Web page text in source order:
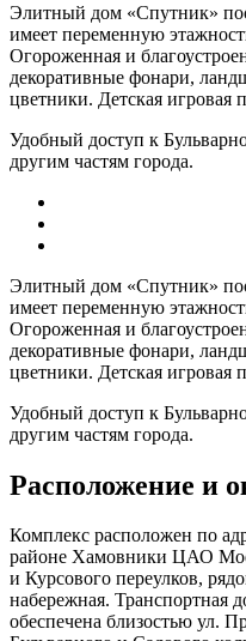
Элитный дом «Спутник»
имеет переменную
Огороженная и
декоративные фонари,
цветники. Детская игровая
Удобный доступ к
другим частям города.
Элитный дом «Спутник»
имеет переменную
Огороженная и
декоративные фонари,
цветники. Детская игровая
Удобный доступ к
другим частям города.
Расположение и
Комплекс расположен по
районе Хамовники ЦАО
и Курсового переулков,
набережная. Транспортная
обеспечена близостью ул.